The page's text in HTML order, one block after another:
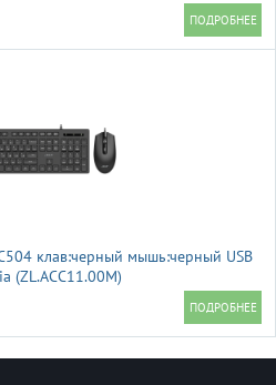
клав:черный мышь:черный USB
(ZL.ACC11.00M)